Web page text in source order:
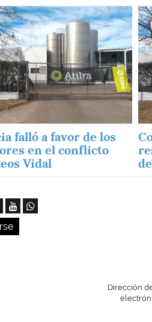
falló a favor de los
en el conflicto
Vidal
Dirección